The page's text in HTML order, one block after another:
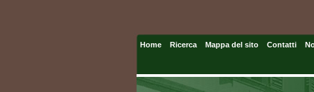
Home Ricerca Mappa del sito Contatti